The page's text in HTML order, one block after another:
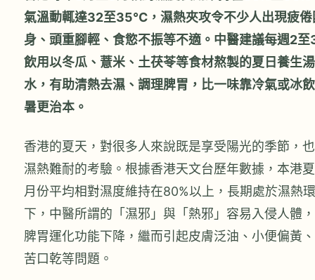
氣溫動輒達32至35°C，濕熱夾攻令不少人出現疲倦
身、頭重腳輕、食慾不振等不適。中醫建議每週2至
飲用以冬瓜、薏米、土茯苓等食材熬製的夏日養生湯
水，有助清熱去濕、調理脾胃，比一味靠冷氣或冰
暑更治本。
香港的夏天，對很多人來說既是享受陽光的季節，
濕熱難耐的考驗。根據香港天文台歷年數據，本港
月份平均相對濕度維持在80%以上，長期處於濕熱
下，中醫所謂的「濕邪」與「熱邪」容易入侵人體
脾胃運化功能下降，繼而引起皮膚泛油、小便偏黃
苦口乾等問題。